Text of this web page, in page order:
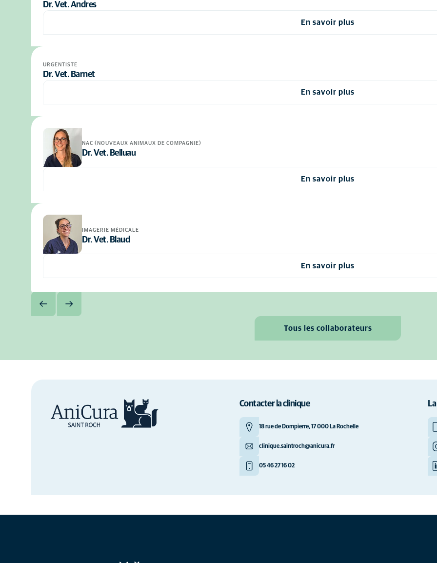
Dr. Vet. Andres
En savoir plus
URGENTISTE
Dr. Vet. Barnet
En savoir plus
NAC (NOUVEAUX ANIMAUX DE COMPAGNIE)
Dr. Vet. Belluau
En savoir plus
IMAGERIE MÉDICALE
Dr. Vet. Blaud
En savoir plus
Tous les collaborateurs
Contacter la clinique
18 rue de Dompierre, 17 000 La Rochelle
clinique.saintroch@anicura.fr
05 46 27 16 02